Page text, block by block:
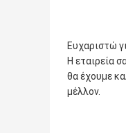
Ευχαριστώ
Η εταιρεία
θα έχουμε
μέλλον.